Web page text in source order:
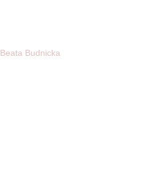
Beata Budnicka